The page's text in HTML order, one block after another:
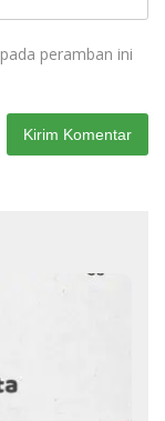
peramban ini